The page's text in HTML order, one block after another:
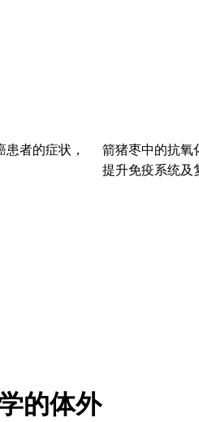
者的症状，
箭猪枣中的抗氧
提升免疫系统及
的体外